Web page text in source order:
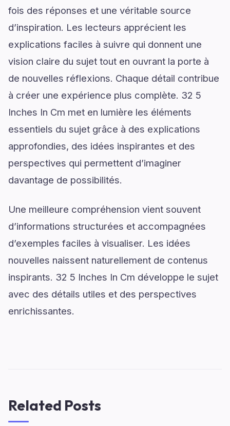
fois des réponses et une véritable source
d’inspiration. Les lecteurs apprécient les
explications faciles à suivre qui donnent une
vision claire du sujet tout en ouvrant la porte à
de nouvelles réflexions. Chaque détail contribue
à créer une expérience plus complète. 32 5
Inches In Cm met en lumière les éléments
essentiels du sujet grâce à des explications
approfondies, des idées inspirantes et des
perspectives qui permettent d’imaginer
davantage de possibilités.
Une meilleure compréhension vient souvent
d’informations structurées et accompagnées
d’exemples faciles à visualiser. Les idées
nouvelles naissent naturellement de contenus
inspirants. 32 5 Inches In Cm développe le sujet
avec des détails utiles et des perspectives
enrichissantes.
Related Posts